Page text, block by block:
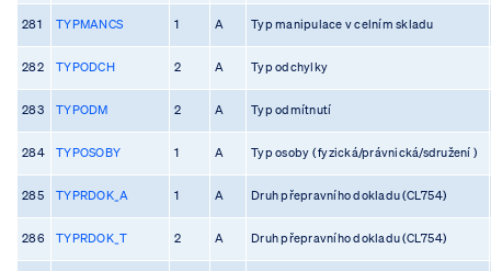
281 TYPMANCS 1 A Typ manipulace v celním skladu
282 TYPODCH 2 A Typ odchylky
283 TYPODM 2 A Typ odmítnutí
284 TYPOSOBY 1 A Typ osoby ( fyzická/právnická/sdružení )
285 TYPRDOK_A 1 A Druh přepravního dokladu (CL754)
286 TYPRDOK_T 2 A Druh přepravního dokladu (CL754)